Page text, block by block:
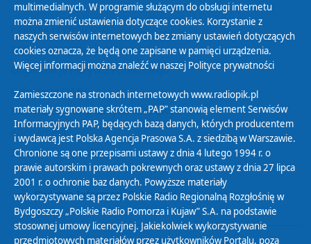
Polityka Prywatności
Zasady korzystania z Serwisu
Organizacje Pożytku Publicznego
Cyfryzacja DAB+
Polityka ochrony danych osobowych
Abonament
Zamówienia publiczne
Biuletyn Informacji Publicznej
multimedialnych. W programie służącym do obsługi internetu
można zmienić ustawienia dotyczące cookies. Korzystanie z
naszych serwisów internetowych bez zmiany ustawień dotyczących
cookies oznacza, że będą one zapisane w pamięci urządzenia.
Więcej informacji można znaleźć w naszej Polityce prywatności
Zamieszczone na stronach internetowych www.radiopik.pl
materiały sygnowane skrótem „PAP” stanowią element Serwisów
Informacyjnych PAP, będących bazą danych, których producentem
i wydawcą jest Polska Agencja Prasowa S.A. z siedzibą w Warszawie.
Chronione są one przepisami ustawy z dnia 4 lutego 1994 r. o
prawie autorskim i prawach pokrewnych oraz ustawy z dnia 27 lipca
2001 r. o ochronie baz danych. Powyższe materiały
wykorzystywane są przez Polskie Radio Regionalną Rozgłośnię w
Bydgoszczy „Polskie Radio Pomorza i Kujaw” S.A. na podstawie
stosownej umowy licencyjnej. Jakiekolwiek wykorzystywanie
przedmiotowych materiałów przez użytkowników Portalu, poza